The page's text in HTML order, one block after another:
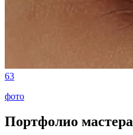
63
фото
Портфолио мастера